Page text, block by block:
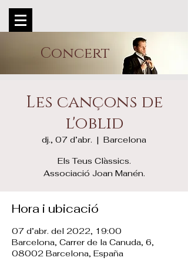
Concert
Les cançons de
l'oblid
dj., 07 d’abr.
  |
Barcelona
Els Teus Clàssics.
Associació Joan Manén.
Hora i ubicació
07 d’abr. del 2022, 19:00
Barcelona, Carrer de la Canuda, 6,
08002 Barcelona, España